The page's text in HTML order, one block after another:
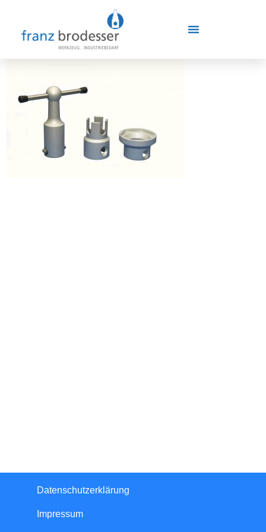
Datenschutzerklärung
Impressum